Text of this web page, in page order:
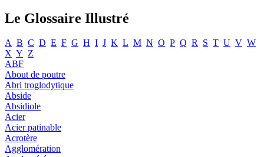
Le Glossaire Illustré
A B C D E F G H I J K L M N O P Q R S T U V W
X Y Z
ABF
About de poutre
Abri troglodytique
Abside
Absidiole
Acier
Acier patinable
Acrotère
Agglomération